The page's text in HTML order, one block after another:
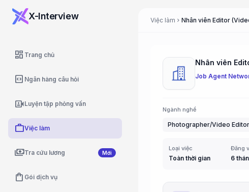
X-Interview
dashboard Trang chủ
code_blocks Ngân hàng câu hỏi
video_camera_frontLuyện tập phỏng vấn
workViệc làm
paymentsTra cứu lương Mới
shopping_bag Gói dịch vụ
Việc làm chevron_right Nhân viên Editor
Nhân viên
Job Agent
Ngành nghề
Photographer/Video Editor
Loại việc
Toàn thời gian
Đăng
6